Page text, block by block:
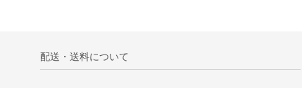
配送・送料について